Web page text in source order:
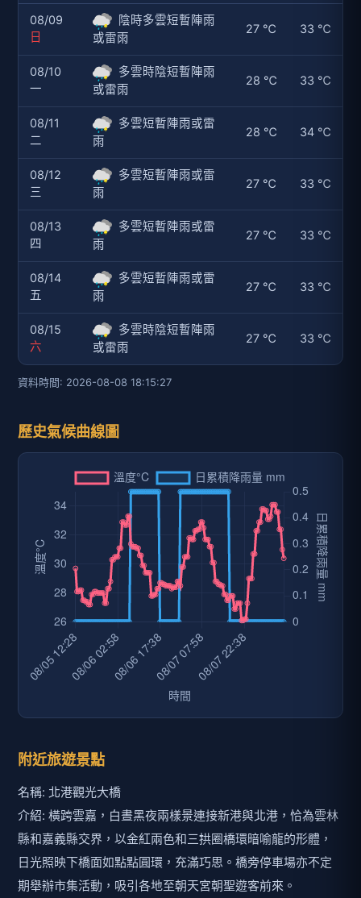
08/09
日
陰時多雲短暫陣雨
或雷雨
27 ℃ 33 ℃
08/10
一
多雲時陰短暫陣雨
或雷雨
28 ℃ 33 ℃
08/11
二
多雲短暫陣雨或雷
雨
28 ℃ 34 ℃
08/12
三
多雲短暫陣雨或雷
雨
27 ℃ 33 ℃
08/13
四
多雲短暫陣雨或雷
雨
27 ℃ 33 ℃
08/14
五
多雲短暫陣雨或雷
雨
27 ℃ 33 ℃
08/15
六
多雲時陰短暫陣雨
或雷雨
27 ℃ 33 ℃
資料時間: 2026-08-08 18:15:27
歷史氣候曲線圖
附近旅遊景點
名稱: 北港觀光大橋
介紹: 橫跨雲嘉，白晝黑夜兩樣景連接新港與北港，恰為雲林
縣和嘉義縣交界，以金紅兩色和三拱圈橋環暗喻龍的形體，
日光照映下橋面如點點圓環，充滿巧思。橋旁停車場亦不定
期舉辦市集活動，吸引各地至朝天宮朝聖遊客前來。